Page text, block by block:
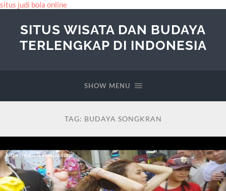
situs judi bola online
SITUS WISATA DAN BUDAYA
TERLENGKAP DI INDONESIA
SHOW MENU
TAG: BUDAYA SONGKRAN